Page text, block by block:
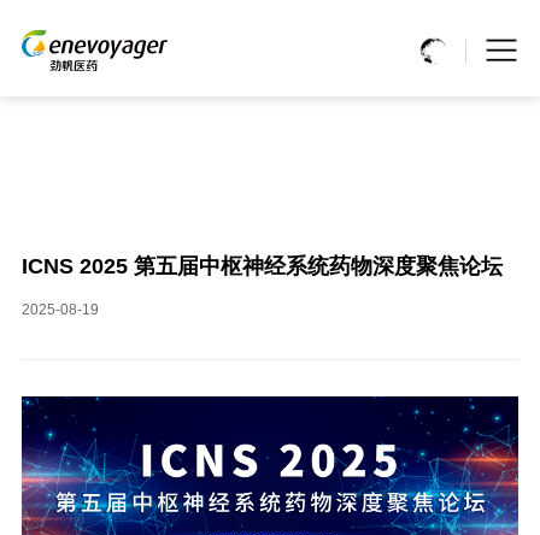
ICNS 2025 第五届中枢神经系统药物深度聚焦论坛
2025-08-19